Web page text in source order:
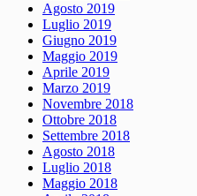
Agosto 2019
Luglio 2019
Giugno 2019
Maggio 2019
Aprile 2019
Marzo 2019
Novembre 2018
Ottobre 2018
Settembre 2018
Agosto 2018
Luglio 2018
Maggio 2018